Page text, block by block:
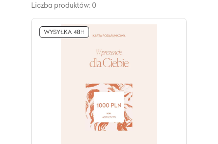
Liczba produktów: 0
WYSYŁKA 48H